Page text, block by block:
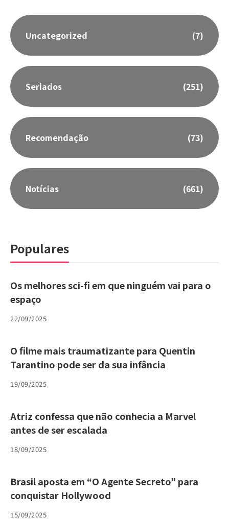
Uncategorized (7)
Seriados (251)
Recomendação (73)
Notícias (661)
Populares
Os melhores sci-fi em que ninguém vai para o
espaço
22/09/2025
O filme mais traumatizante para Quentin
Tarantino pode ser da sua infância
19/09/2025
Atriz confessa que não conhecia a Marvel
antes de ser escalada
18/09/2025
Brasil aposta em “O Agente Secreto” para
conquistar Hollywood
15/09/2025